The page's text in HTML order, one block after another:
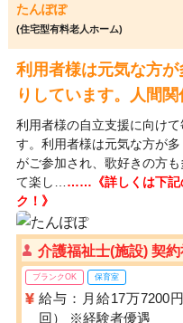
たんぽぽ
(住宅型有料老人ホーム)
利用者様は元気な方
りしています。人間関
利用者様の自立支援に向け
す。利用者様は元気な方が
がご参加され、歌好きの方
て楽し… ……《詳しくは下記
ク！》
介護福祉士(施設) 契約
ブランクOK 保育室
給与：月給17万
回） ※経験者優遇